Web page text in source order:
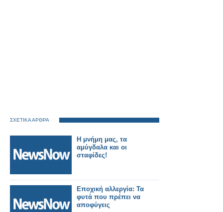
ΣΧΕΤΙΚΑ ΑΡΘΡΑ
Η μνήμη μας, τα
αμύγδαλα και οι
σταφίδες!
Εποχική αλλεργία: Τα
φυτά που πρέπει να
αποφύγεις